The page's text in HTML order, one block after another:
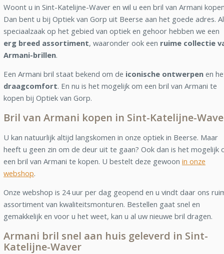
Woont u in Sint-Katelijne-Waver en wil u een bril van Armani
Dan bent u bij Optiek van Gorp uit Beerse aan het goede adres.
speciaalzaak op het gebied van optiek en gehoor hebben we een
erg breed assortiment, waaronder ook een ruime collectie
Armani-brillen.
Een Armani bril staat bekend om de iconische ontwerpen en
draagcomfort. En nu is het mogelijk om een bril van Armani te
kopen bij Optiek van Gorp.
Bril van Armani kopen in Sint-Katelijne-
U kan natuurlijk altijd langskomen in onze optiek in Beerse. Maar
heeft u geen zin om de deur uit te gaan? Ook dan is het mogelijk
een bril van Armani te kopen. U bestelt deze gewoon in onze
webshop.
Onze webshop is 24 uur per dag geopend en u vindt daar ons
assortiment van kwaliteitsmonturen. Bestellen gaat snel en
gemakkelijk en voor u het weet, kan u al uw nieuwe bril dragen.
Armani bril snel aan huis geleverd in Sint-
Katelijne-Waver